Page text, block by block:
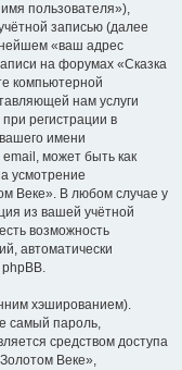
пользователя»),
записью (далее
«ваш адрес
на форумах «Сказка
компьютерной
нам услуги
регистрации в
имени
может быть как
усмотрение
Веке». В любом случае у
из вашей учётной
возможность
автоматически
хэшированием).
самый пароль,
средством доступа
Веке»,